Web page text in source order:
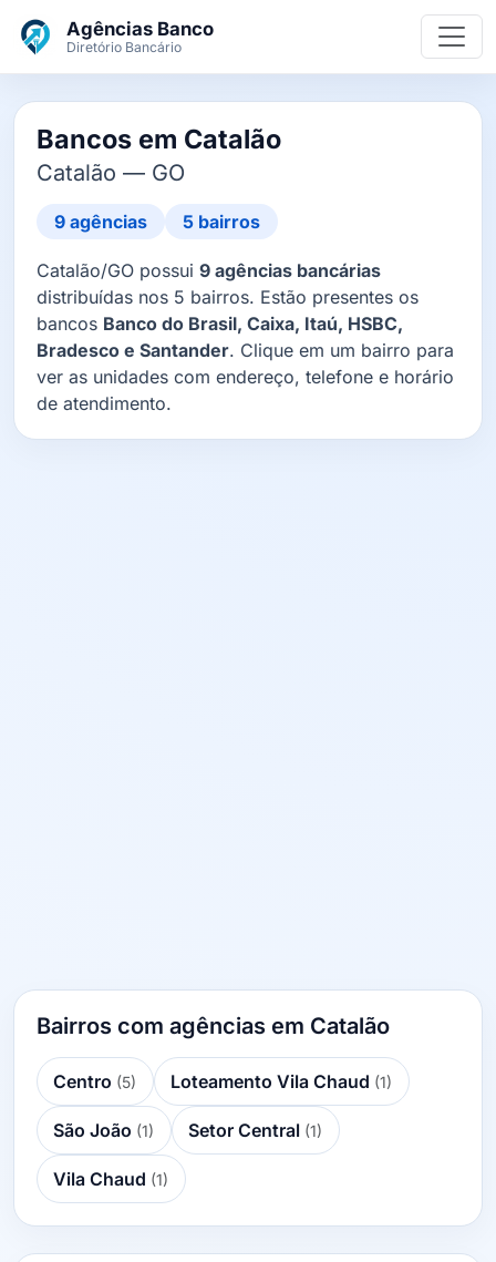
Agências Banco
Diretório Bancário
Bancos em Catalão
Catalão — GO
9 agências 5 bairros
Catalão/GO possui 9 agências bancárias
distribuídas nos 5 bairros. Estão presentes os
bancos Banco do Brasil, Caixa, Itaú, HSBC,
Bradesco e Santander. Clique em um bairro para
ver as unidades com endereço, telefone e horário
de atendimento.
Bairros com agências em Catalão
Centro (5) Loteamento Vila Chaud (1)
São João (1) Setor Central (1)
Vila Chaud (1)